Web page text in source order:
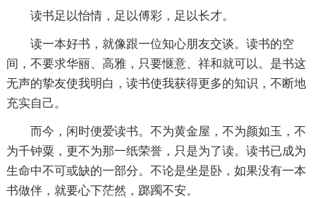
读书足以怡情，足以傅彩，足以长才。
读一本好书，就像跟一位知心朋友交谈。读书的空
间，不要求华丽、高雅，只要惬意、祥和就可以。是书这
无声的挚友使我明白，读书使我获得更多的知识，不断地
充实自己。
而今，闲时便爱读书。不为黄金屋，不为颜如玉，不
为千钟粟，更不为那一纸荣誉，只是为了读。读书已成为
生命中不可或缺的一部分。不论是坐是卧，如果没有一本
书做伴，就要心下茫然，踯躅不安。